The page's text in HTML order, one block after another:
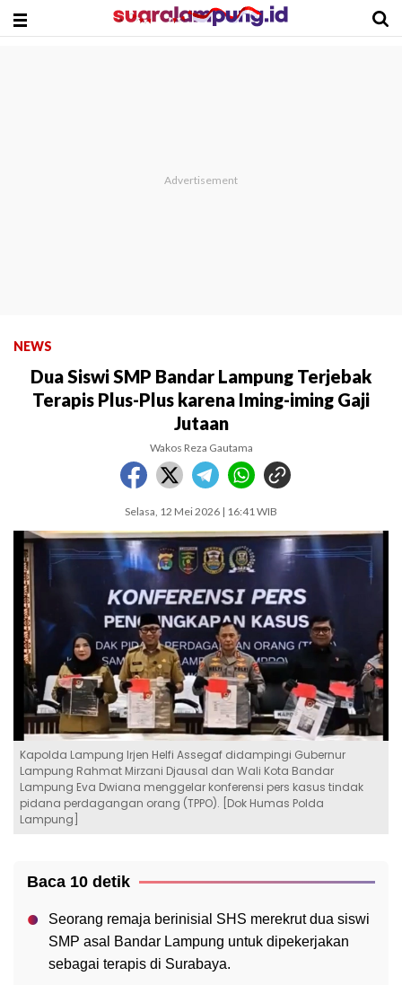
NEWS
Dua Siswi SMP Bandar Lampung Terjebak
Terapis Plus-Plus karena Iming-iming Gaji
Jutaan
Wakos Reza Gautama
Selasa, 12 Mei 2026 | 16:41 WIB
Kapolda Lampung Irjen Helfi Assegaf didampingi Gubernur
Lampung Rahmat Mirzani Djausal dan Wali Kota Bandar
Lampung Eva Dwiana menggelar konferensi pers kasus tindak
pidana perdagangan orang (TPPO). [Dok Humas Polda
Lampung]
Baca 10 detik
Seorang remaja berinisial SHS merekrut dua siswi
SMP asal Bandar Lampung untuk dipekerjakan
sebagai terapis di Surabaya.